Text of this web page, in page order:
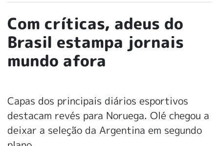
Com críticas, adeus do
Brasil estampa jornais
mundo afora
Capas dos principais diários esportivos
destacam revés para Noruega. Olé chegou a
deixar a seleção da Argentina em segundo